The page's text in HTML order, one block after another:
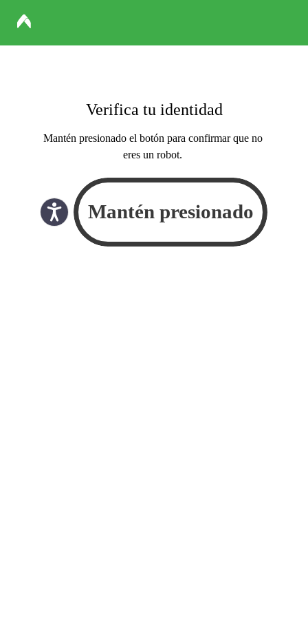
Verifica tu identidad
Mantén presionado el botón para confirmar que no
eres un robot.